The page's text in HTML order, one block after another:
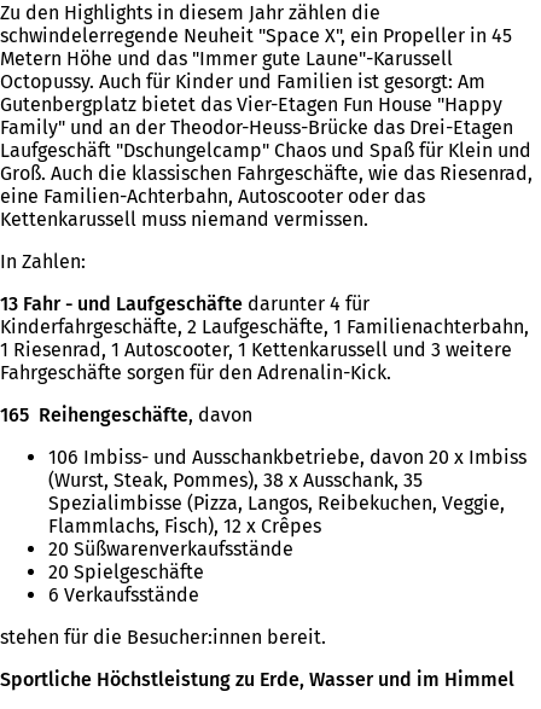
Zu den Highlights in diesem Jahr zählen die
schwindelerregende Neuheit "Space X", ein Propeller in 45
Metern Höhe und das "Immer gute Laune"-Karussell
Octopussy. Auch für Kinder und Familien ist gesorgt: Am
Gutenbergplatz bietet das Vier-Etagen Fun House "Happy
Family" und an der Theodor-Heuss-Brücke das Drei-Etagen
Laufgeschäft "Dschungelcamp" Chaos und Spaß für Klein und
Groß. Auch die klassischen Fahrgeschäfte, wie das Riesenrad,
eine Familien-Achterbahn, Autoscooter oder das
Kettenkarussell muss niemand vermissen.
In Zahlen:
13 Fahr - und Laufgeschäfte darunter 4 für
Kinderfahrgeschäfte, 2 Laufgeschäfte, 1 Familienachterbahn,
1 Riesenrad, 1 Autoscooter, 1 Kettenkarussell und 3 weitere
Fahrgeschäfte sorgen für den Adrenalin-Kick.
165 Reihengeschäfte, davon
106 Imbiss- und Ausschankbetriebe, davon 20 x Imbiss
(Wurst, Steak, Pommes), 38 x Ausschank, 35
Spezialimbisse (Pizza, Langos, Reibekuchen, Veggie,
Flammlachs, Fisch), 12 x Crêpes
20 Süßwarenverkaufsstände
20 Spielgeschäfte
6 Verkaufsstände
stehen für die Besucher:innen bereit.
Sportliche Höchstleistung zu Erde, Wasser und im Himmel